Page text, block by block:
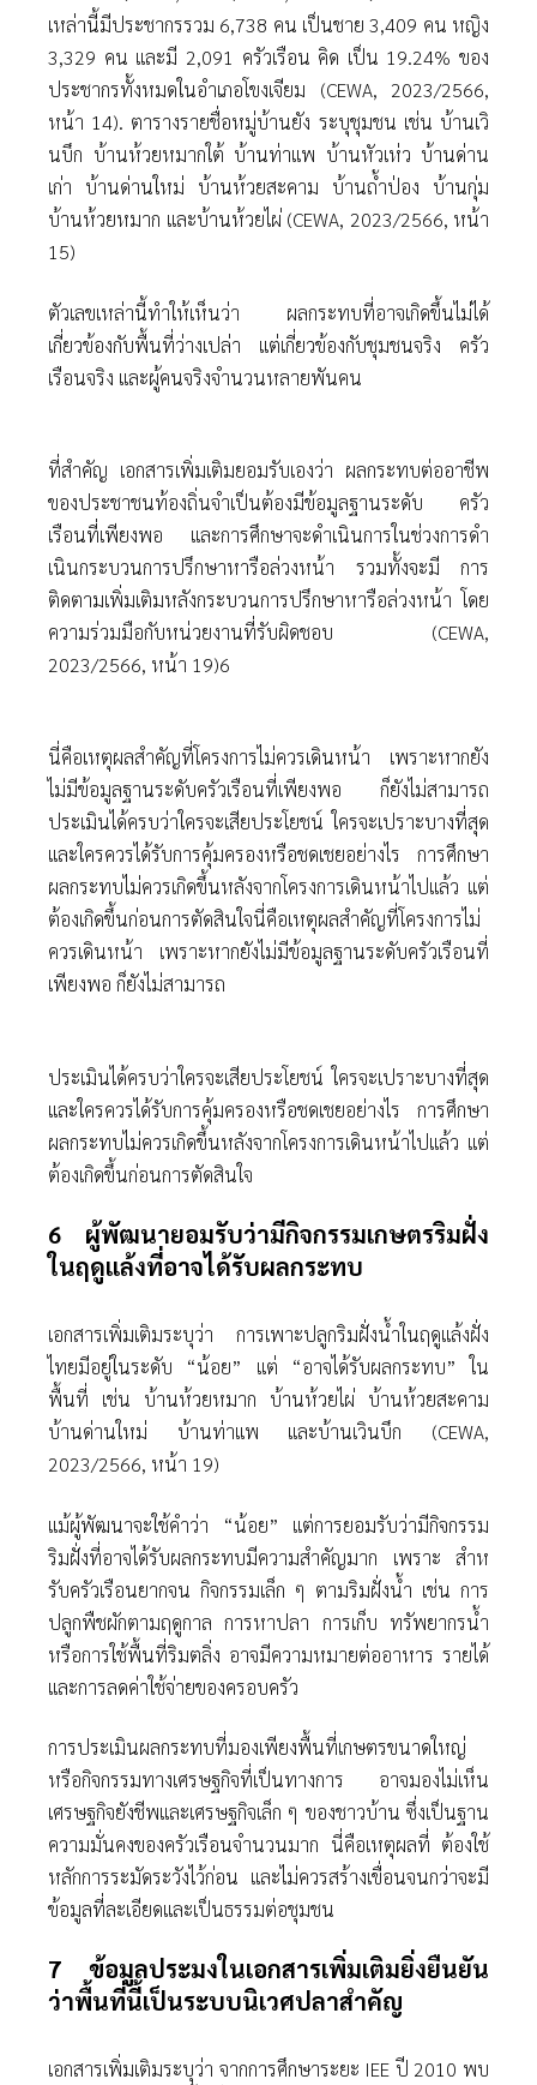
เหล่านี้มีประชากรรวม 6,738 คน เป็นชาย 3,409 คน หญิง
3,329 คน และมี 2,091 ครัวเรือน คิด เป็น 19.24% ของ
ประชากรทั้งหมดในอําเภอโขงเจียม (CEWA, 2023/2566,
หน้า 14). ตารางรายชื่อหมู่บ้านยัง ระบุชุมชน เช่น บ้านเวิ
นบึก บ้านห้วยหมากใต้ บ้านท่าแพ บ้านหัวเห่ว บ้านด่าน
เก่า บ้านด่านใหม่ บ้านห้วยสะคาม บ้านถํ้าป่อง บ้านกุ่ม
บ้านห้วยหมาก และบ้านห้วยไผ่ (CEWA, 2023/2566, หน้า
15)
ตัวเลขเหล่านี้ทําให้เห็นว่า ผลกระทบที่อาจเกิดขึ้นไม่ได้
เกี่ยวข้องกับพื้นที่ว่างเปล่า แต่เกี่ยวข้องกับชุมชนจริง ครัว
เรือนจริง และผู้คนจริงจํานวนหลายพันคน
ที่สําคัญ เอกสารเพิ่มเติมยอมรับเองว่า ผลกระทบต่ออาชีพ
ของประชาชนท้องถิ่นจําเป็นต้องมีข้อมูลฐานระดับ ครัว
เรือนที่เพียงพอ และการศึกษาจะดําเนินการในช่วงการดํา
เนินกระบวนการปรึกษาหารือล่วงหน้า รวมทั้งจะมี การ
ติดตามเพิ่มเติมหลังกระบวนการปรึกษาหารือล่วงหน้า โดย
ความร่วมมือกับหน่วยงานที่รับผิดชอบ (CEWA,
2023/2566, หน้า 19)6
นี่คือเหตุผลสําคัญที่โครงการไม่ควรเดินหน้า เพราะหากยัง
ไม่มีข้อมูลฐานระดับครัวเรือนที่เพียงพอ ก็ยังไม่สามารถ
ประเมินได้ครบว่าใครจะเสียประโยชน์ ใครจะเปราะบางที่สุด
และใครควรได้รับการคุ้มครองหรือชดเชยอย่างไร การศึกษา
ผลกระทบไม่ควรเกิดขึ้นหลังจากโครงการเดินหน้าไปแล้ว แต่
ต้องเกิดขึ้นก่อนการตัดสินใจนี่คือเหตุผลสําคัญที่โครงการไม่
ควรเดินหน้า เพราะหากยังไม่มีข้อมูลฐานระดับครัวเรือนที่
เพียงพอ ก็ยังไม่สามารถ
ประเมินได้ครบว่าใครจะเสียประโยชน์ ใครจะเปราะบางที่สุด
และใครควรได้รับการคุ้มครองหรือชดเชยอย่างไร การศึกษา
ผลกระทบไม่ควรเกิดขึ้นหลังจากโครงการเดินหน้าไปแล้ว แต่
ต้องเกิดขึ้นก่อนการตัดสินใจ
6 ผู้พัฒนายอมรับว่ามีกิจกรรมเกษตรริมฝั่ง
ในฤดูแล้งที่อาจได้รับผลกระทบ
เอกสารเพิ่มเติมระบุว่า การเพาะปลูกริมฝั่งนํ้าในฤดูแล้งฝั่ง
ไทยมีอยู่ในระดับ “น้อย” แต่ “อาจได้รับผลกระทบ” ใน
พื้นที่ เช่น บ้านห้วยหมาก บ้านห้วยไผ่ บ้านห้วยสะคาม
บ้านด่านใหม่ บ้านท่าแพ และบ้านเวินบึก (CEWA,
2023/2566, หน้า 19)
แม้ผู้พัฒนาจะใช้คําว่า “น้อย” แต่การยอมรับว่ามีกิจกรรม
ริมฝั่งที่อาจได้รับผลกระทบมีความสําคัญมาก เพราะ สําห
รับครัวเรือนยากจน กิจกรรมเล็ก ๆ ตามริมฝั่งนํ้า เช่น การ
ปลูกพืชผักตามฤดูกาล การหาปลา การเก็บ ทรัพยากรนํ้า
หรือการใช้พื้นที่ริมตลิ่ง อาจมีความหมายต่ออาหาร รายได้
และการลดค่าใช้จ่ายของครอบครัว
การประเมินผลกระทบที่มองเพียงพื้นที่เกษตรขนาดใหญ่
หรือกิจกรรมทางเศรษฐกิจที่เป็นทางการ อาจมองไม่เห็น
เศรษฐกิจยังชีพและเศรษฐกิจเล็ก ๆ ของชาวบ้าน ซึ่งเป็นฐาน
ความมั่นคงของครัวเรือนจํานวนมาก นี่คือเหตุผลที่ ต้องใช้
หลักการระมัดระวังไว้ก่อน และไม่ควรสร้างเขื่อนจนกว่าจะมี
ข้อมูลที่ละเอียดและเป็นธรรมต่อชุมชน
7 ข้อมูลประมงในเอกสารเพิ่มเติมยิ่งยืนยัน
ว่าพื้นที่นี้เป็นระบบนิเวศปลาสําคัญ
เอกสารเพิ่มเติมระบุว่า จากการศึกษาระยะ IEE ปี 2010 พบ